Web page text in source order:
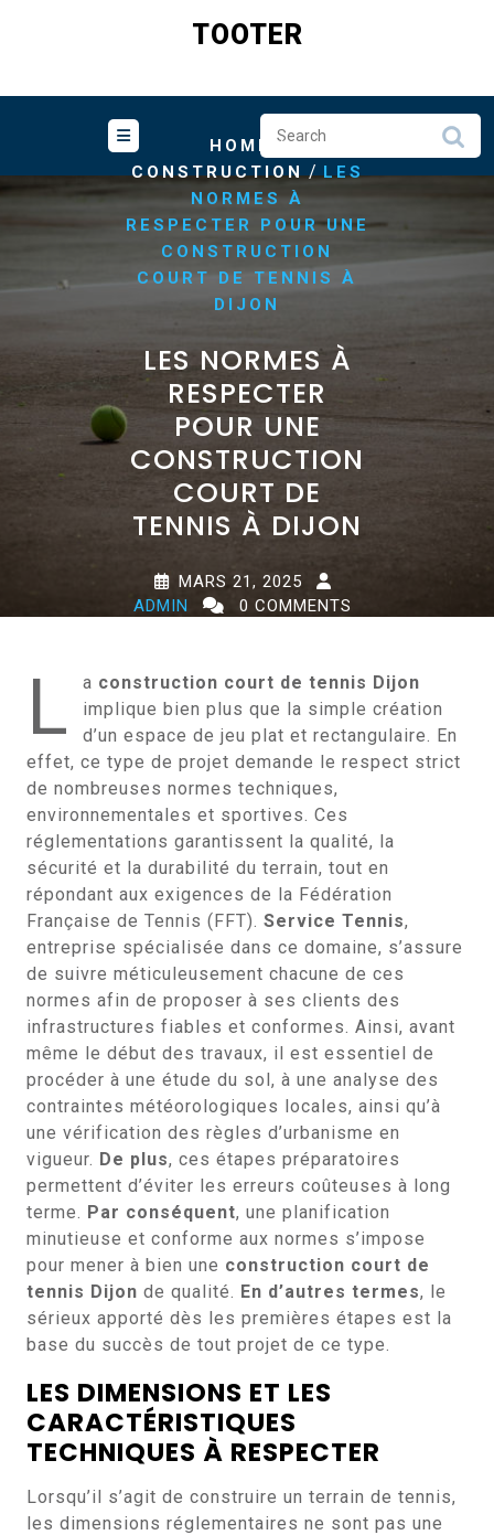
TOOTER
HOME /
CONSTRUCTION/LES
NORMES À
RESPECTER POUR UNE
CONSTRUCTION
COURT DE TENNIS À
DIJON
LES NORMES À
RESPECTER
POUR UNE
CONSTRUCTION
COURT DE
TENNIS À DIJON
MARS 21, 2025
ADMIN
0 COMMENTS
L a construction court de tennis Dijon
implique bien plus que la simple création
d’un espace de jeu plat et rectangulaire. En
effet, ce type de projet demande le respect strict
de nombreuses normes techniques,
environnementales et sportives. Ces
réglementations garantissent la qualité, la
sécurité et la durabilité du terrain, tout en
répondant aux exigences de la Fédération
Française de Tennis (FFT). Service Tennis,
entreprise spécialisée dans ce domaine, s’assure
de suivre méticuleusement chacune de ces
normes afin de proposer à ses clients des
infrastructures fiables et conformes. Ainsi, avant
même le début des travaux, il est essentiel de
procéder à une étude du sol, à une analyse des
contraintes météorologiques locales, ainsi qu’à
une vérification des règles d’urbanisme en
vigueur. De plus, ces étapes préparatoires
permettent d’éviter les erreurs coûteuses à long
terme. Par conséquent, une planification
minutieuse et conforme aux normes s’impose
pour mener à bien une construction court de
tennis Dijon de qualité. En d’autres termes, le
sérieux apporté dès les premières étapes est la
base du succès de tout projet de ce type.
LES DIMENSIONS ET LES
CARACTÉRISTIQUES
TECHNIQUES À RESPECTER
Lorsqu’il s’agit de construire un terrain de tennis,
les dimensions réglementaires ne sont pas une